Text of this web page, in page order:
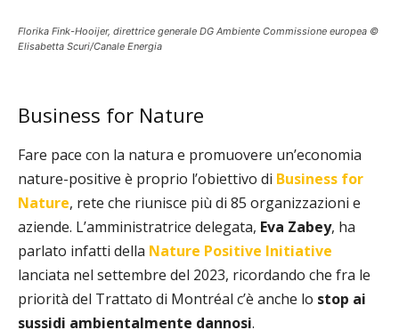
Florika Fink-Hooijer, direttrice generale DG Ambiente Commissione europea ©
Elisabetta Scuri/Canale Energia
Business for Nature
Fare pace con la natura e promuovere un’economia
nature-positive è proprio l’obiettivo di Business for
Nature, rete che riunisce più di 85 organizzazioni e
aziende. L’amministratrice delegata, Eva Zabey, ha
parlato infatti della Nature Positive Initiative
lanciata nel settembre del 2023, ricordando che fra le
priorità del Trattato di Montréal c’è anche lo stop ai
sussidi ambientalmente dannosi.